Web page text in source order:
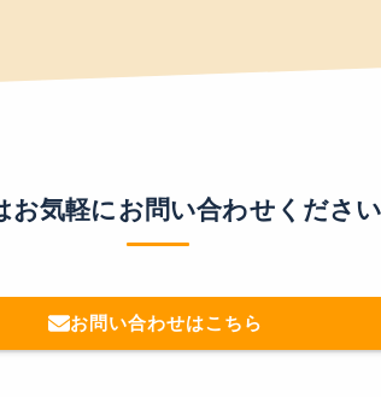
お気軽にお問い合わせください
お問い合わせはこちら